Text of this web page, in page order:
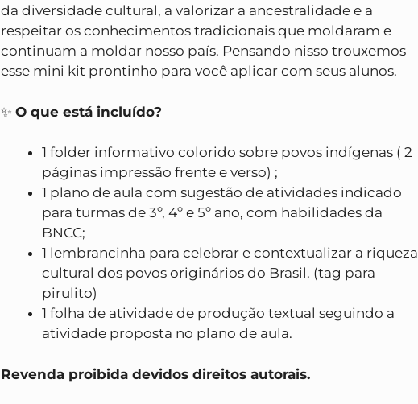
da diversidade cultural, a valorizar a ancestralidade e a
respeitar os conhecimentos tradicionais que moldaram e
continuam a moldar nosso país. Pensando nisso trouxemos
esse mini kit prontinho para você aplicar com seus alunos.
✨ O que está incluído?
1 folder informativo colorido sobre povos indígenas ( 2
páginas impressão frente e verso) ;
1 plano de aula com sugestão de atividades indicado
para turmas de 3º, 4º e 5º ano, com habilidades da
BNCC;
1 lembrancinha para celebrar e contextualizar a riqueza
cultural dos povos originários do Brasil. (tag para
pirulito)
1 folha de atividade de produção textual seguindo a
atividade proposta no plano de aula.
Revenda proibida devidos direitos autorais.